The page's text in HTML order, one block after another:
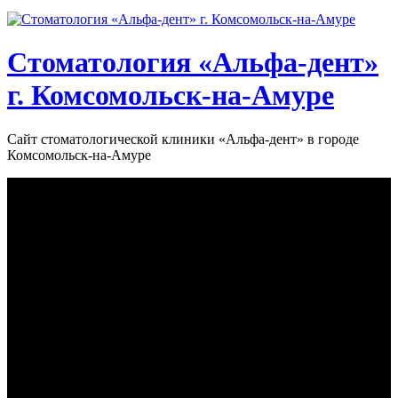
Стоматология «‎Альфа-дент»‎
г. Комсомольск-на-Амуре
Сайт стоматологической клиники «‎Альфа-дент» в городе
Комсомольск-на-Амуре